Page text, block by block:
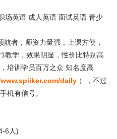
英语 成人英语 面试英语 青少
，师资力量强，上课方便，
教学，效果明显，性价比特别高
培训学员百万之众 知名度高
daily ），不过
机有信号。
6人)